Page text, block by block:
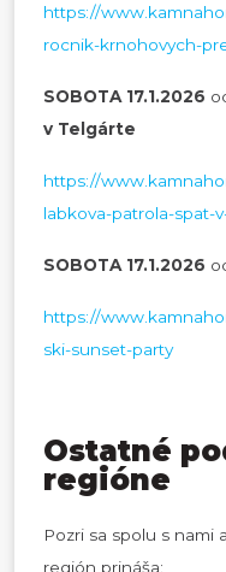
https://
rocnik-krnohovych-
SOBOTA 17.1.2026
v Telgárte
https://
labkova-patrola-spat-
SOBOTA 17.1.2026
https://
ski-sunset-party
Ostatné
regióne
Pozri sa spolu s nami
región prináša: